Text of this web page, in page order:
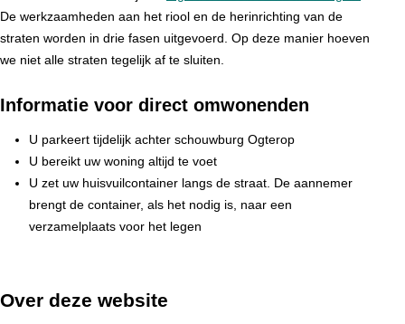
De werkzaamheden aan het riool en de herinrichting van de
straten worden in drie fasen uitgevoerd. Op deze manier hoeven
we niet alle straten tegelijk af te sluiten.
Informatie voor direct omwonenden
U parkeert tijdelijk achter schouwburg Ogterop
U bereikt uw woning altijd te voet
U zet uw huisvuilcontainer langs de straat. De aannemer
brengt de container, als het nodig is, naar een
verzamelplaats voor het legen
Over deze website